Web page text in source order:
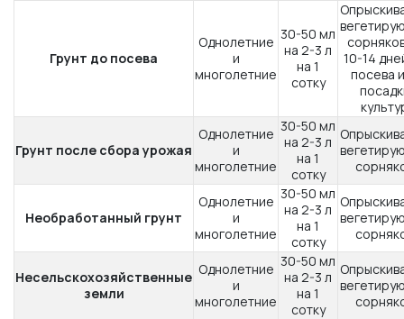
Грунт до посева
Однолетние
и
многолетние
30-50 мл
на 2-3 л
на 1
сотку
10-14
посева
Грунт после сбора урожая
Однолетние
и
многолетние
30-50 мл
на 2-3 л
на 1
сотку
Необработанный грунт
Однолетние
и
многолетние
30-50 мл
на 2-3 л
на 1
сотку
Несельскохозяйственные
земли
Однолетние
и
многолетние
30-50 мл
на 2-3 л
на 1
сотку